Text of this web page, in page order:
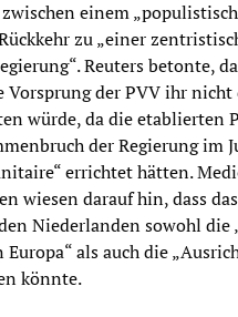
einem
zu „einer
Reuters betonte,
Vorsprung der PVV ihr
würde, da die etablierten
der Regierung im
errichtet hätten.
wiesen darauf hin, dass
Niederlanden sowohl die
als auch die
könnte.